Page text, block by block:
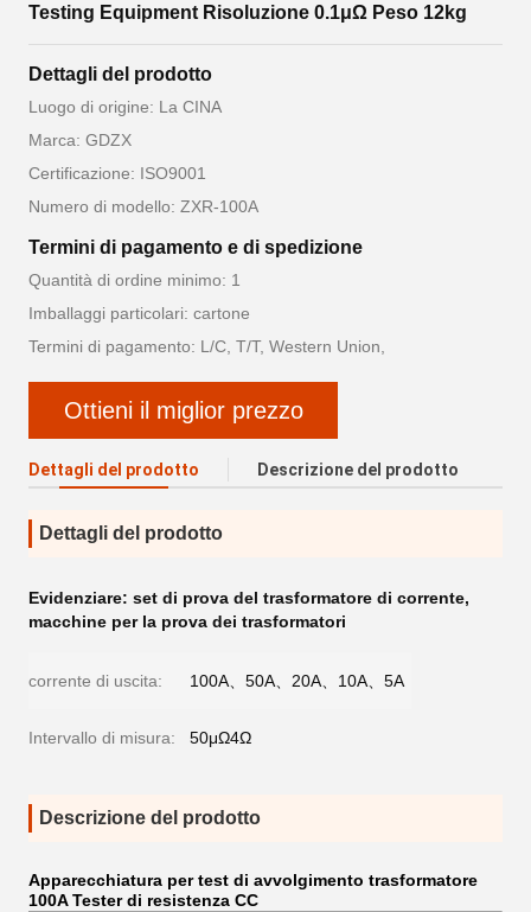
Testing Equipment Risoluzione 0.1μΩ Peso 12kg
Dettagli del prodotto
Luogo di origine: La CINA
Marca: GDZX
Certificazione: ISO9001
Numero di modello: ZXR-100A
Termini di pagamento e di spedizione
Quantità di ordine minimo: 1
Imballaggi particolari: cartone
Termini di pagamento: L/C, T/T, Western Union,
Ottieni il miglior prezzo
Dettagli del prodotto Descrizione del prodotto
Dettagli del prodotto
Evidenziare: set di prova del trasformatore di corrente,
macchine per la prova dei trasformatori
corrente di uscita: 100A、50A、20A、10A、5A
Intervallo di misura: 50μΩ4Ω
Descrizione del prodotto
Apparecchiatura per test di avvolgimento trasformatore
100A Tester di resistenza CC